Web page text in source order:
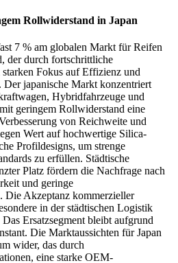
Rollwiderstand in Japan
7 % am globalen Markt für Reifen
der durch fortschrittliche
Fokus auf Effizienz und
Der japanische Markt konzentriert
Hybridfahrzeuge und
geringem Rollwiderstand eine
von Reichweite und
Wert auf hochwertige Silica-
Profildesigns, um strenge
zu erfüllen. Städtische
Platz fördern die Nachfrage nach
und geringe
Die Akzeptanz kommerzieller
in der städtischen Logistik
Ersatzsegment bleibt aufgrund
Die Marktaussichten für Japan
wider, das durch
eine starke OEM-